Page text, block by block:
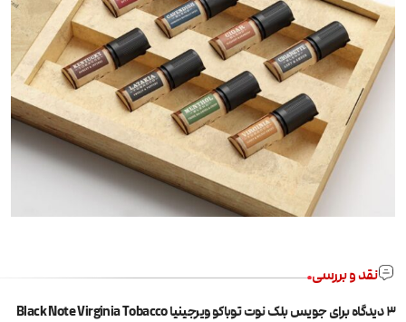
نقد و بررسی
3 دیدگاه برای جویس بلک نوت توباکو ویرجینیا Black Note Virginia Tobacco